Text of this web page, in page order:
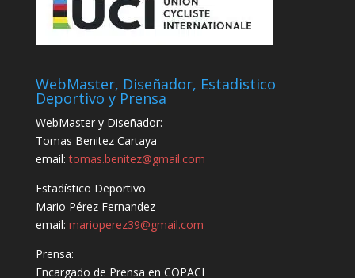
WebMaster, Diseñador, Estadistico
Deportivo y Prensa
WebMaster y Diseñador:
Tomas Benitez Cartaya
email:tomas.benitez@gmail.com
Estadístico Deportivo
Mario Pérez Fernandez
email: marioperez39@gmail.com
Prensa:
Encargado de Prensa en COPACI